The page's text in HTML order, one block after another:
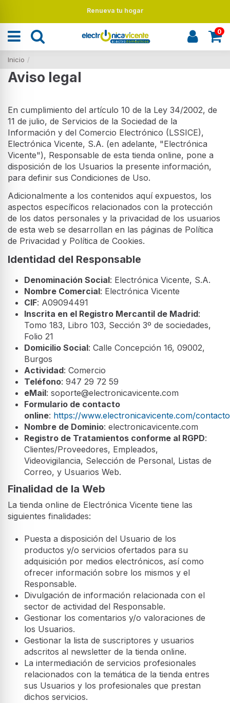
Renueva tu hogar
0
Inicio
Aviso legal
En cumplimiento del artículo 10 de la Ley 34/2002, de
11 de julio, de Servicios de la Sociedad de la
Información y del Comercio Electrónico (LSSICE),
Electrónica Vicente, S.A. (en adelante, "Electrónica
Vicente"), Responsable de esta tienda online, pone a
disposición de los Usuarios la presente información,
para definir sus Condiciones de Uso.
Adicionalmente a los contenidos aquí expuestos, los
aspectos específicos relacionados con la protección
de los datos personales y la privacidad de los usuarios
de esta web se desarrollan en las páginas de Política
de Privacidad y Política de Cookies.
Identidad del Responsable
Denominación Social: Electrónica Vicente, S.A.
Nombre Comercial: Electrónica Vicente
CIF: A09094491
Inscrita en el Registro Mercantil de Madrid:
Tomo 183, Libro 103, Sección 3º de sociedades,
Folio 21
Domicilio Social: Calle Concepción 16, 09002,
Burgos
Actividad: Comercio
Teléfono: 947 29 72 59
eMail: soporte@electronicavicente.com
Formulario de contacto
online: https://www.electronicavicente.com/contacto
Nombre de Dominio: electronicavicente.com
Registro de Tratamientos conforme al RGPD:
Clientes/Proveedores, Empleados,
Videovigilancia, Selección de Personal, Listas de
Correo, y Usuarios Web.
Finalidad de la Web
La tienda online de Electrónica Vicente tiene las
siguientes finalidades:
Puesta a disposición del Usuario de los
productos y/o servicios ofertados para su
adquisición por medios electrónicos, así como
ofrecer información sobre los mismos y el
Responsable.
Divulgación de información relacionada con el
sector de actividad del Responsable.
Gestionar los comentarios y/o valoraciones de
los Usuarios.
Gestionar la lista de suscriptores y usuarios
adscritos al newsletter de la tienda online.
La intermediación de servicios profesionales
relacionados con la temática de la tienda entres
sus Usuarios y los profesionales que prestan
dichos servicios.